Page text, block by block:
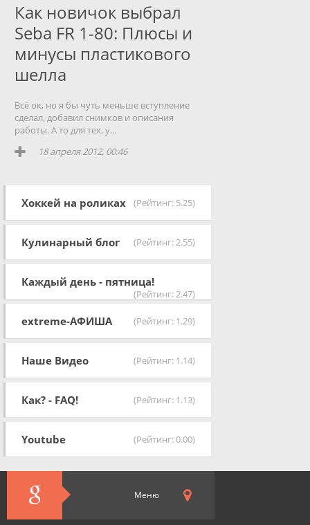
Как новичок выбрал
Seba FR 1-80: Плюсы и
минусы пластикового
шелла
Всё ок, но я бы чуть меньше вступление
сделал, добавил снимков и описания
работы. А то для тех, у...
18 апреля 2012, 00:46
Хоккей на роликах (Рейтинг: 5.25)
Кулинарный блог (Рейтинг: 2.55)
Каждый день - пятница!
(Рейтинг: 2.47)
extreme-АФИША (Рейтинг: 1.29)
Наше Видео (Рейтинг: 1.14)
Как? - FAQ! (Рейтинг: 1.13)
Youtube (Рейтинг: 0.00)
Меню